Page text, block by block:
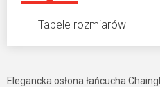
Tabele rozmiarów
Elegancka osłona łańcucha